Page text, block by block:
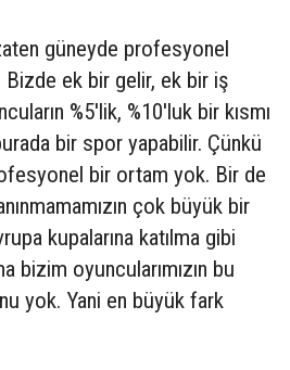
güneyde profesyonel
Bizde ek bir gelir, ek bir iş
%5'lik, %10'luk bir kısmı
bir spor yapabilir. Çünkü
bir ortam yok. Bir de
çok büyük bir
kupalarına katılma gibi
bizim oyuncularımızın bu
yok. Yani en büyük fark